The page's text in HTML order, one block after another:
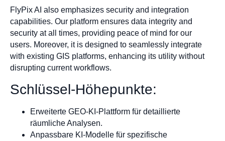
FlyPix AI also emphasizes security and integration
capabilities. Our platform ensures data integrity and
security at all times, providing peace of mind for our
users. Moreover, it is designed to seamlessly integrate
with existing GIS platforms, enhancing its utility without
disrupting current workflows.
Schlüssel-Höhepunkte:
Erweiterte GEO-KI-Plattform für detaillierte
räumliche Analysen.
Anpassbare KI-Modelle für spezifische